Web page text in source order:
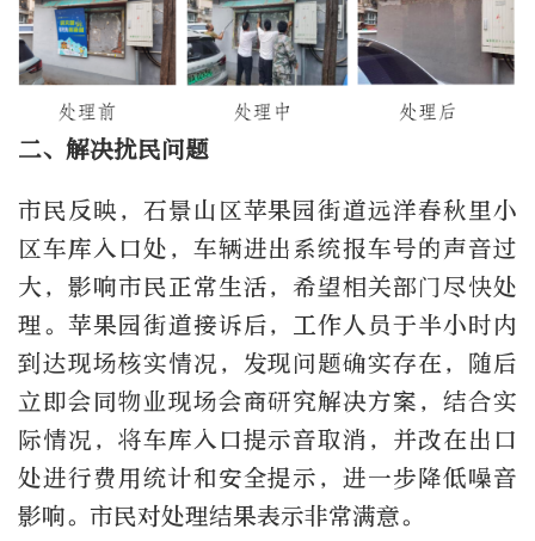
二、解决扰民问题
市民反映，石景山区苹果园街道远洋春秋里小
区车库入口处，车辆进出系统报车号的声音过
大，影响市民正常生活，希望相关部门尽快处
理。苹果园街道接诉后，工作人员于半小时内
到达现场核实情况，发现问题确实存在，随后
立即会同物业现场会商研究解决方案，结合实
际情况，将车库入口提示音取消，并改在出口
处进行费用统计和安全提示，进一步降低噪音
影响。市民对处理结果表示非常满意。